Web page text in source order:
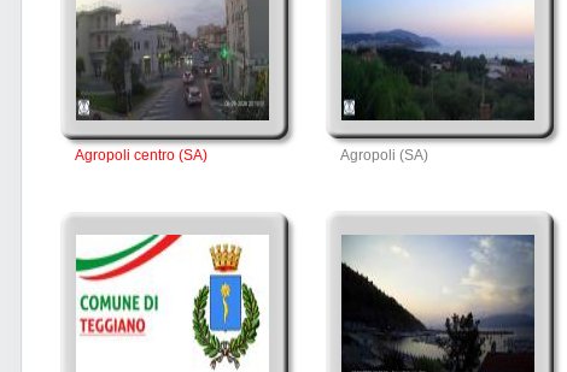
Agropoli centro (SA) Agropoli (SA)